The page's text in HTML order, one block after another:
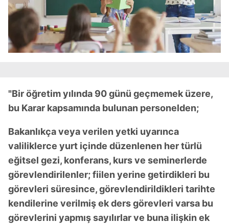
"Bir öğretim yılında 90 günü geçmemek üzere,
bu Karar kapsamında bulunan personelden;
Bakanlıkça veya verilen yetki uyarınca
valiliklerce yurt içinde düzenlenen her türlü
eğitsel gezi, konferans, kurs ve seminerlerde
görevlendirilenler; fiilen yerine getirdikleri bu
görevleri süresince, görevlendirildikleri tarihte
kendilerine verilmiş ek ders görevleri varsa bu
görevlerini yapmış sayılırlar ve buna ilişkin ek